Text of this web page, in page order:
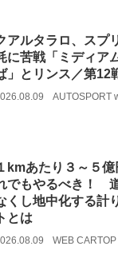
アルタラロ、スプ
に苦戦「ミディア
」とリンス／第12
AUTOSPORT
kmあたり３～５
でもやるべき！
くし地中化する計
トとは
WEB CARTOP